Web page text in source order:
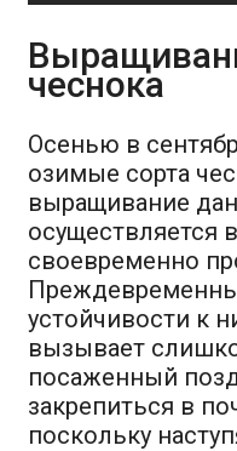
чеснока
Осенью в
озимые сорта
выращивание
осуществляется
своевременно
устойчивости к
вызывает
посаженный
закрепиться в
поскольку